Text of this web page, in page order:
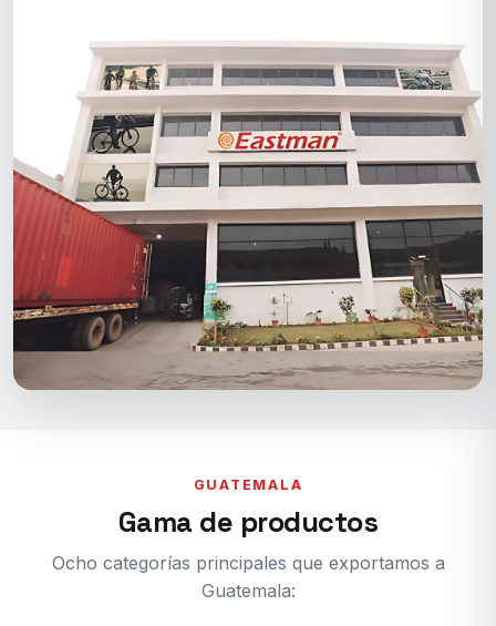
GUATEMALA
Gama de productos
Ocho categorías principales que exportamos a
Guatemala: